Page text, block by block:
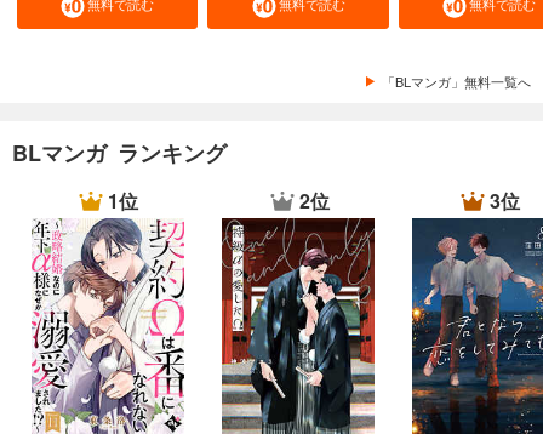
無料で読む 無料で読む 無料で読む
「BLマンガ」無料一覧へ
BLマンガ ランキング
1位 2位 3位